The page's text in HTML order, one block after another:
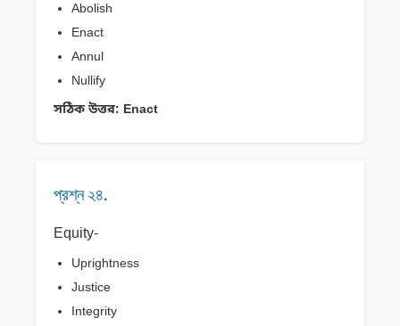
Abolish
Enact
Annul
Nullify
সঠিক উত্তর: Enact
প্রশ্ন ২৪.
Equity-
Uprightness
Justice
Integrity